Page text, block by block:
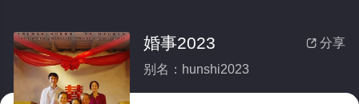
 分享
婚事2023
别名：hunshi2023